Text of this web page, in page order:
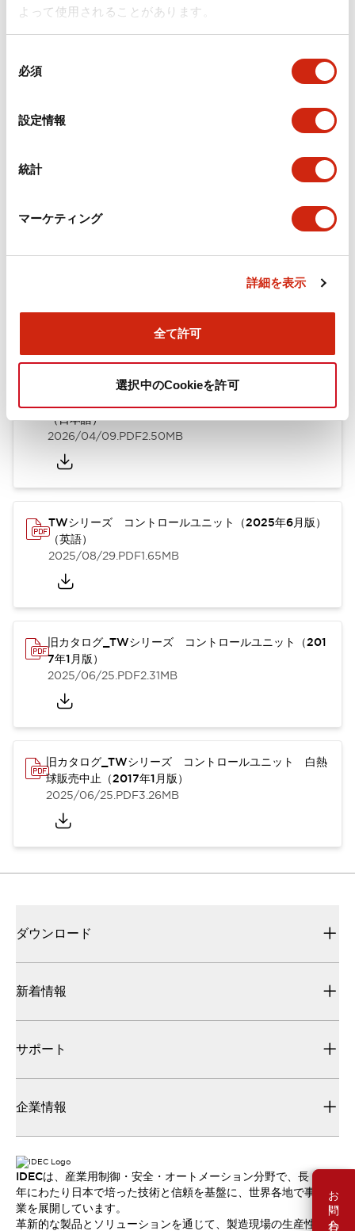
よって使用されることがあります。
必須
設定情報
統計
マーケティング
詳細を表示
全て許可
選択中のCookieを許可
お問い合わせ
電気的仕様(照光部定格)
環境仕様
規格・認証 技術文書
（日本語）
2026/04/09.PDF2.50MB
TWシリーズ コントロールユニット（2025年6月版）
（英語）
2025/08/29.PDF1.65MB
旧カタログ_TWシリーズ コントロールユニット（201
7年1月版）
2025/06/25.PDF2.31MB
旧カタログ_TWシリーズ コントロールユニット 白熱
球販売中止（2017年1月版）
2025/06/25.PDF3.26MB
ダウンロード
新着情報
サポート
企業情報
IDECは、産業用制御・安全・オートメーション分野で、長
年にわたり日本で培った技術と信頼を基盤に、世界各地で事
業を展開しています。
革新的な製品とソリューションを通じて、製造現場の生産性